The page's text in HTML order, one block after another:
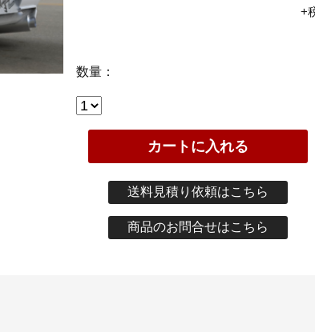
+
数量：